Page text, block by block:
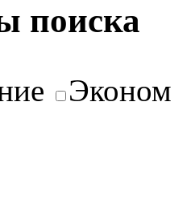
поиска
Эконом